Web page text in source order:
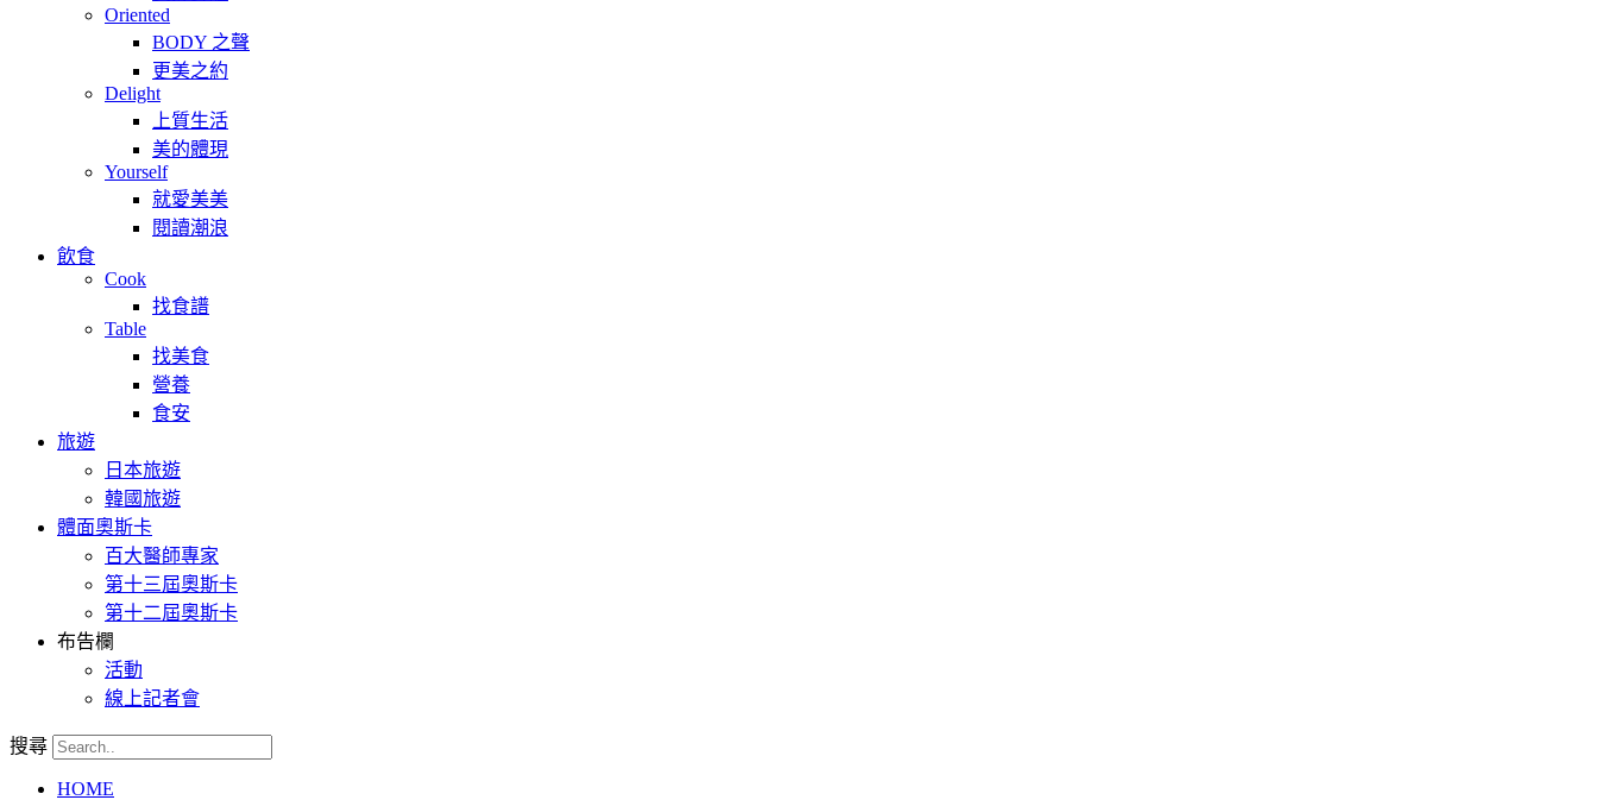
Oriented
BODY 之聲
更美之約
Delight
上質生活
美的體現
Yourself
就愛美美
閱讀潮浪
飲食
Cook
找食譜
Table
找美食
營養
食安
旅遊
日本旅遊
韓國旅遊
體面奧斯卡
百大醫師專家
第十三屆奧斯卡
第十二屆奧斯卡
布告欄
活動
線上記者會
搜尋
HOME